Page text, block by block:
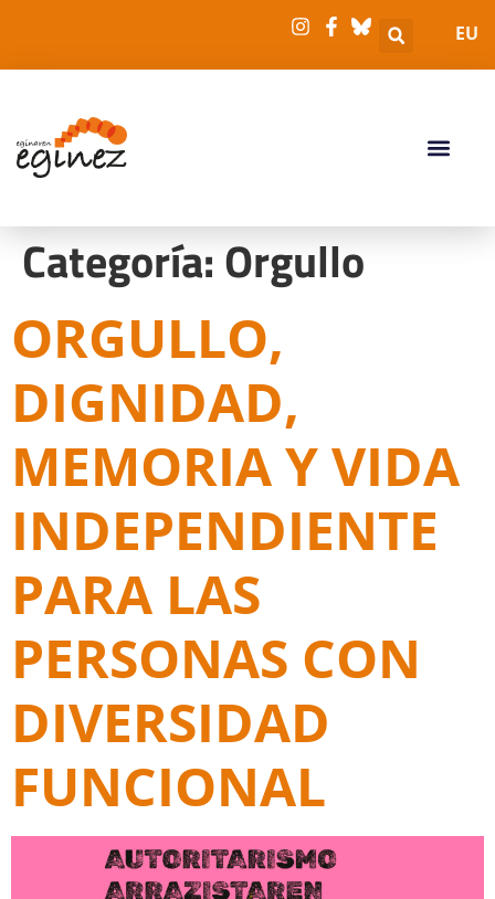
EU
Categoría:Orgullo
ORGULLO,
DIGNIDAD,
MEMORIA Y VIDA
INDEPENDIENTE
PARA LAS
PERSONAS CON
DIVERSIDAD
FUNCIONAL